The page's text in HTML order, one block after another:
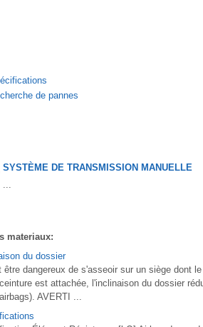
de pannes
SYSTÈME DE TRANSMISSION MANUELLE
...
materiaux:
du dossier
être dangereux de s'asseoir sur un siège dont
est attachée, l'inclinaison du dossier
AVERTI ...